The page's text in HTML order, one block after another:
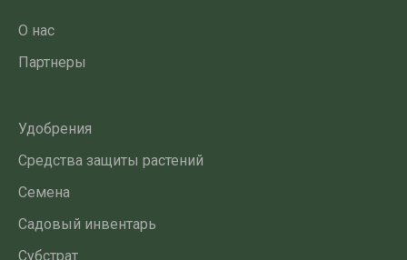
О нас
Партнеры
Удобрения
Средства защиты растений
Семена
Садовый инвентарь
Субстрат